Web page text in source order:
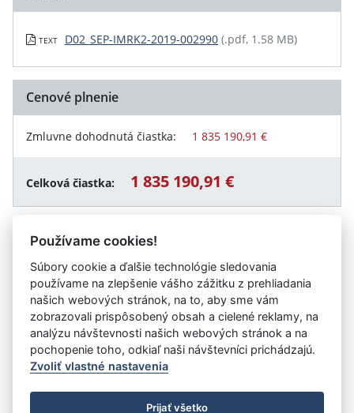
TEXT D02_SEP-IMRK2-2019-002990 (.pdf, 1.58 MB)
Cenové plnenie
Zmluvne dohodnutá čiastka: 1 835 190,91 €
Celková čiastka: 1 835 190,91 €
Vystavil:Ministerstvo vnútra SR (Sekcia financovania a
rozpočtu MV SR)
Úrad vlády SR
- Všetky práva vyhradené
Používame cookies!
Súbory cookie a ďalšie technológie sledovania
používame na zlepšenie vášho zážitku z prehliadania
našich webových stránok, na to, aby sme vám
zobrazovali prispôsobený obsah a cielené reklamy, na
analýzu návštevnosti našich webových stránok a na
pochopenie toho, odkiaľ naši návštevníci prichádzajú.
Zvoliť vlastné nastavenia
Prijať všetko